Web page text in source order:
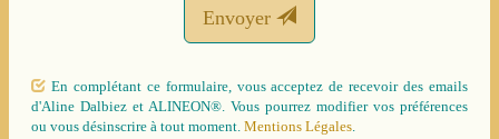
Envoyer
En complétant ce formulaire, vous acceptez de recevoir des emails
d'Aline Dalbiez et ALINEON®. Vous pourrez modifier vos préférences
ou vous désinscrire à tout moment. Mentions Légales.